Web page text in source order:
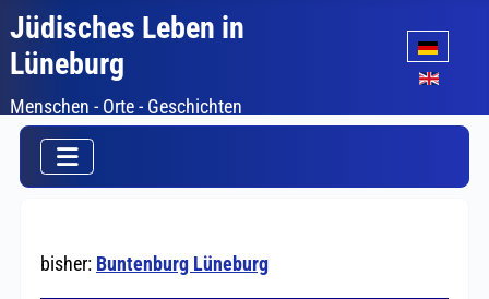
Jüdisches Leben in
Lüneburg
Menschen - Orte - Geschichten
Sprache